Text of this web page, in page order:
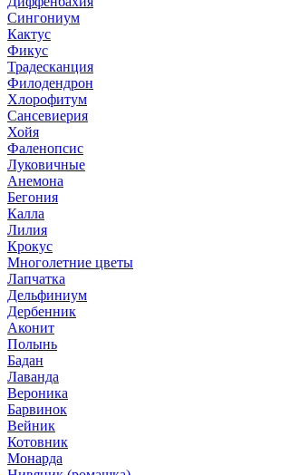
Сингониум
Кактус
Фикус
Традесканция
Филодендрон
Хлорофитум
Сансевиерия
Хойя
Фаленопсис
Луковичные
Анемона
Бегония
Калла
Лилия
Крокус
Многолетние цветы
Лапчатка
Дельфиниум
Дербенник
Аконит
Полынь
Бадан
Лаванда
Вероника
Барвинок
Вейник
Котовник
Монарда